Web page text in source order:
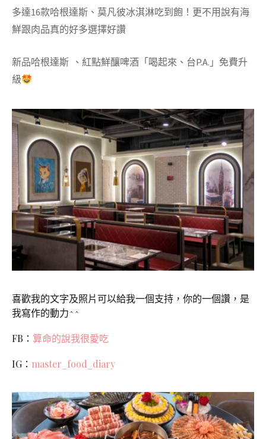
多達16款哈根達斯、莫凡彼冰淇淋吃到飽！更不用說有海
鮮跟肉品真的好多選擇好讚
新品哈根達斯 、紅點鮮釀啤酒「喝起來、台P.A. 」免費升
級
喜歡我的文字及照片可以給我一個支持，你的一個讚，是
我寫作的動力^^
FB： 算命的說我很愛吃
IG： master_food_diary